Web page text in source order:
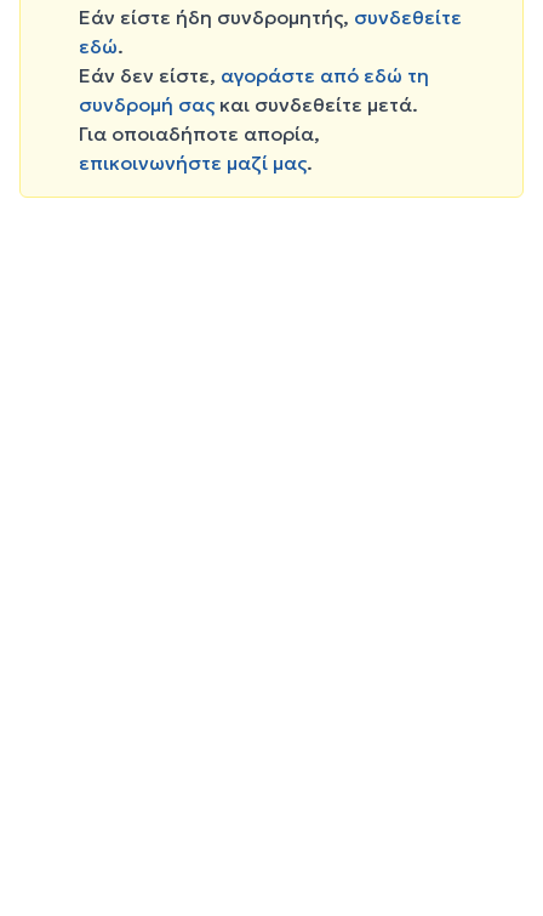
Εάν είστε ήδη συνδρομητής, συνδεθείτε
εδώ.
Εάν δεν είστε, αγοράστε από εδώ τη
συνδρομή σας και συνδεθείτε μετά.
Για οποιαδήποτε απορία,
επικοινωνήστε μαζί μας.